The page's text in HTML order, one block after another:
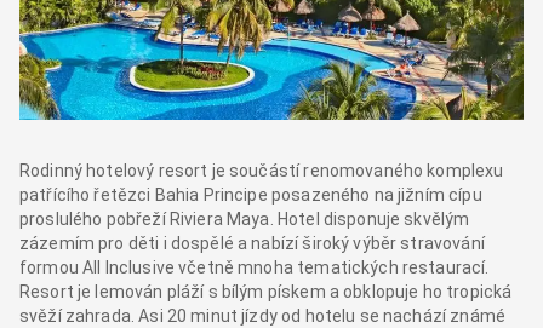
Rodinný hotelový resort je součástí renomovaného komplexu
patřícího řetězci Bahia Principe posazeného na jižním cípu
proslulého pobřeží Riviera Maya. Hotel disponuje skvělým
zázemím pro děti i dospělé a nabízí široký výběr stravování
formou All Inclusive včetně mnoha tematických restaurací.
Resort je lemován pláží s bílým pískem a obklopuje ho tropická
svěží zahrada. Asi 20 minut jízdy od hotelu se nachází známé